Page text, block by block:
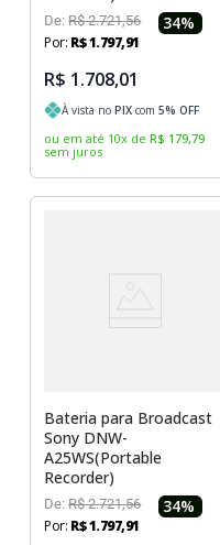
De:R$ 2.721,56 34%
Por: R$1.797,91
R$ 1.708,01
À vista noPIX com5% OFF
ou em até 10x de R$ 179,79
sem juros
Bateria para Broadcast
Sony DNW-
A25WS(Portable
Recorder)
De:R$ 2.721,56 34%
Por: R$1.797,91